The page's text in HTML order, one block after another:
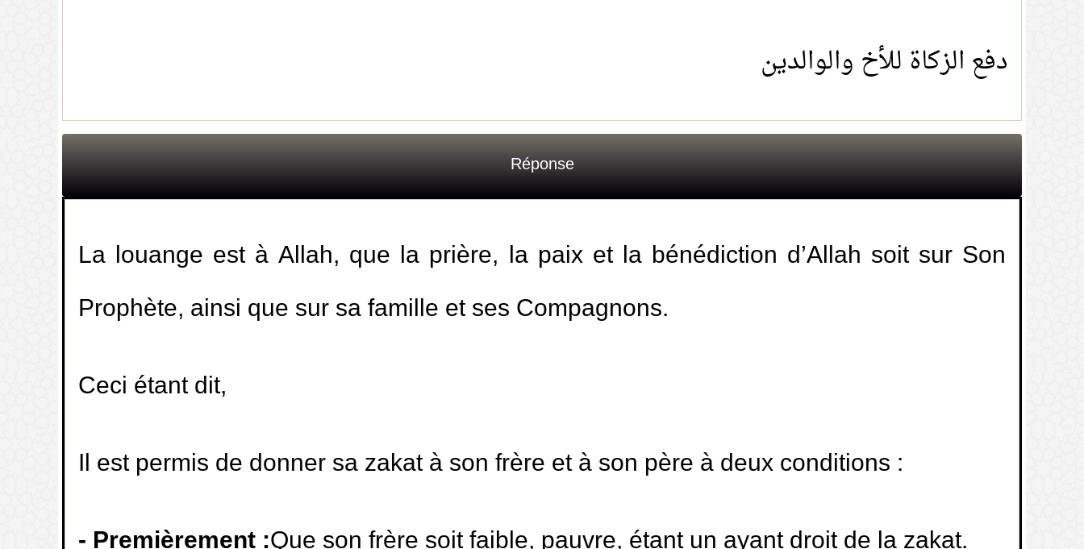
دفع الزكاة للأخ والوالدين
Réponse
La louange est à Allah, que la prière, la paix et la bénédiction d’Allah soit sur Son
Prophète, ainsi que sur sa famille et ses Compagnons.
Ceci étant dit,
Il est permis de donner sa zakat à son frère et à son père à deux conditions :